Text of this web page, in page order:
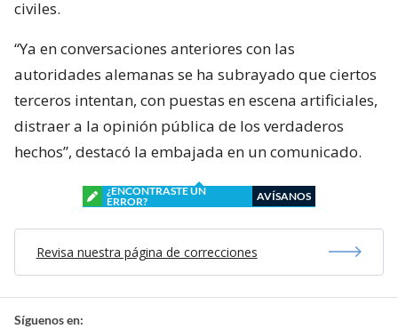
civiles.
“Ya en conversaciones anteriores con las
autoridades alemanas se ha subrayado que ciertos
terceros intentan, con puestas en escena artificiales,
distraer a la opinión pública de los verdaderos
hechos”, destacó la embajada en un comunicado.
¿ENCONTRASTE UN
ERROR?
AVÍSANOS
Revisa nuestra página de correcciones
Síguenos en: